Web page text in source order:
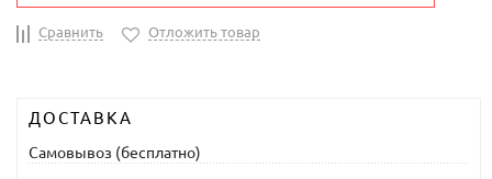
Сравнить Отложить товар
ДОСТАВКА
Самовывоз (бесплатно)